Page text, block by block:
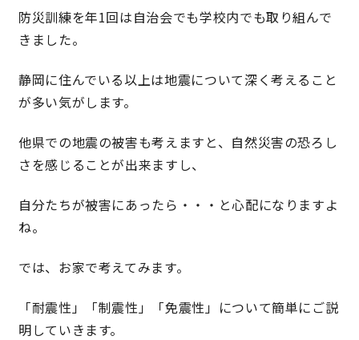
理想の暮らしを引き出すデザイン力
身体に優しい自然素材の家
耐震等級3 & 許容応力度計算 全棟標準
100年点検住宅
防災訓練を年1回は自治会でも学校内でも取り組んで
きました。
静岡に住んでいる以上は地震について深く考えること
が多い気がします。
他県での地震の被害も考えますと、自然災害の恐ろし
さを感じることが出来ますし、
自分たちが被害にあったら・・・と心配になりますよ
ね。
では、お家で考えてみます。
「耐震性」「制震性」「免震性」について簡単にご説
明していきます。